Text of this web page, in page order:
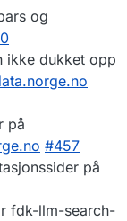
og
ikke dukket opp
på
#457
på
fdk-llm-search-